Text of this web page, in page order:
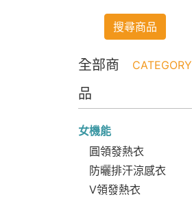
搜尋商品
全部商
品
CATEGORY
女機能
圓領發熱衣
防曬排汗涼感衣
V領發熱衣